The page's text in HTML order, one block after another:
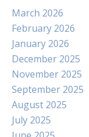
March 2026
February 2026
January 2026
December 2025
November 2025
September 2025
August 2025
July 2025